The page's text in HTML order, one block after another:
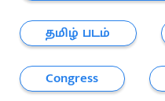
தமிழ் படம்
Congress